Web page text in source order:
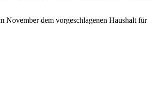
November dem vorgeschlagenen Haushalt für